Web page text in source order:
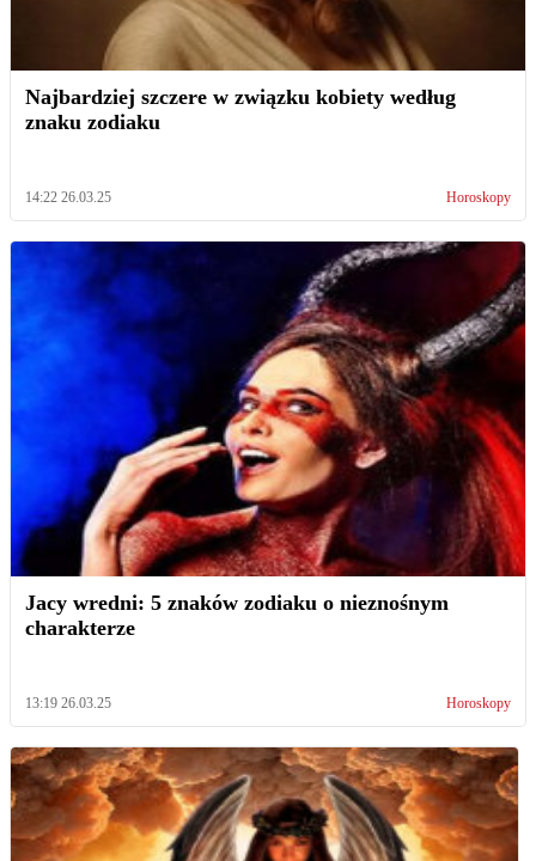
Najbardziej szczere w związku kobiety według
znaku zodiaku
14:22 26.03.25 Horoskopy
Jacy wredni: 5 znaków zodiaku o nieznośnym
charakterze
13:19 26.03.25 Horoskopy